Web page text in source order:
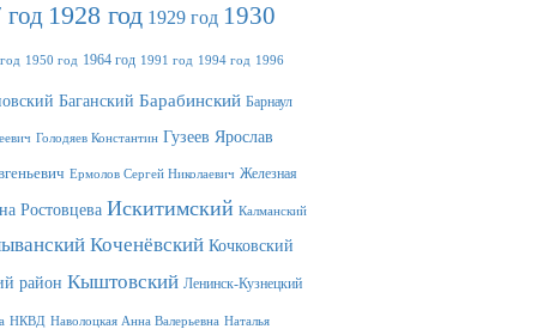
год 1928 год 1929 год 1930
1950 год 1964 год 1991 год 1994 год 1996
Баганский Барабинский Барнаул
Голодяев Константин Гузеев Ярослав
Ермолов Сергей Николаевич Железная
Ростовцева Искитимский Калманский
Коченёвский Кочковский
район Кыштовский Ленинск-Кузнецкий
НКВД Наволоцкая Анна Валерьевна Наталья